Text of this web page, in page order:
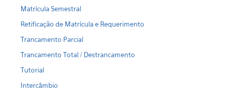
Matrícula Semestral
Retificação de Matrícula e Requerimento
Trancamento Parcial
Trancamento Total / Destrancamento
Tutorial
Intercâmbio